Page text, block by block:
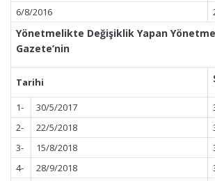
6/8/2016
Yönetmelikte Değişiklik Yapan
Gazete’nin
Tarihi
1- 30/5/2017
2-
22/5/2018
3-
15/8/2018
4-
28/9/2018